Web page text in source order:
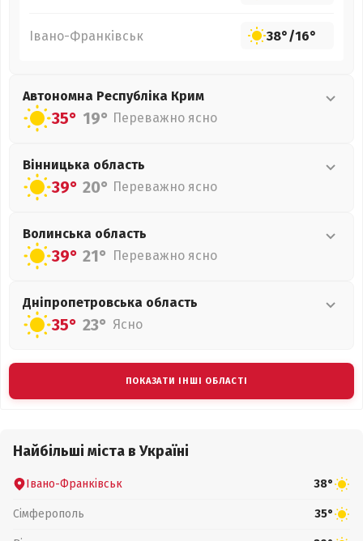
Івано-Франківськ 38°/16°
Автономна Республіка Крим
35° 19° Переважно ясно
Вінницька область
39° 20° Переважно ясно
Волинська область
39° 21° Переважно ясно
Дніпропетровська область
35° 23° Ясно
ПОКАЗАТИ ІНШІ ОБЛАСТІ
Найбільші міста в Україні
Івано-Франківськ 38°
Сімферополь 35°